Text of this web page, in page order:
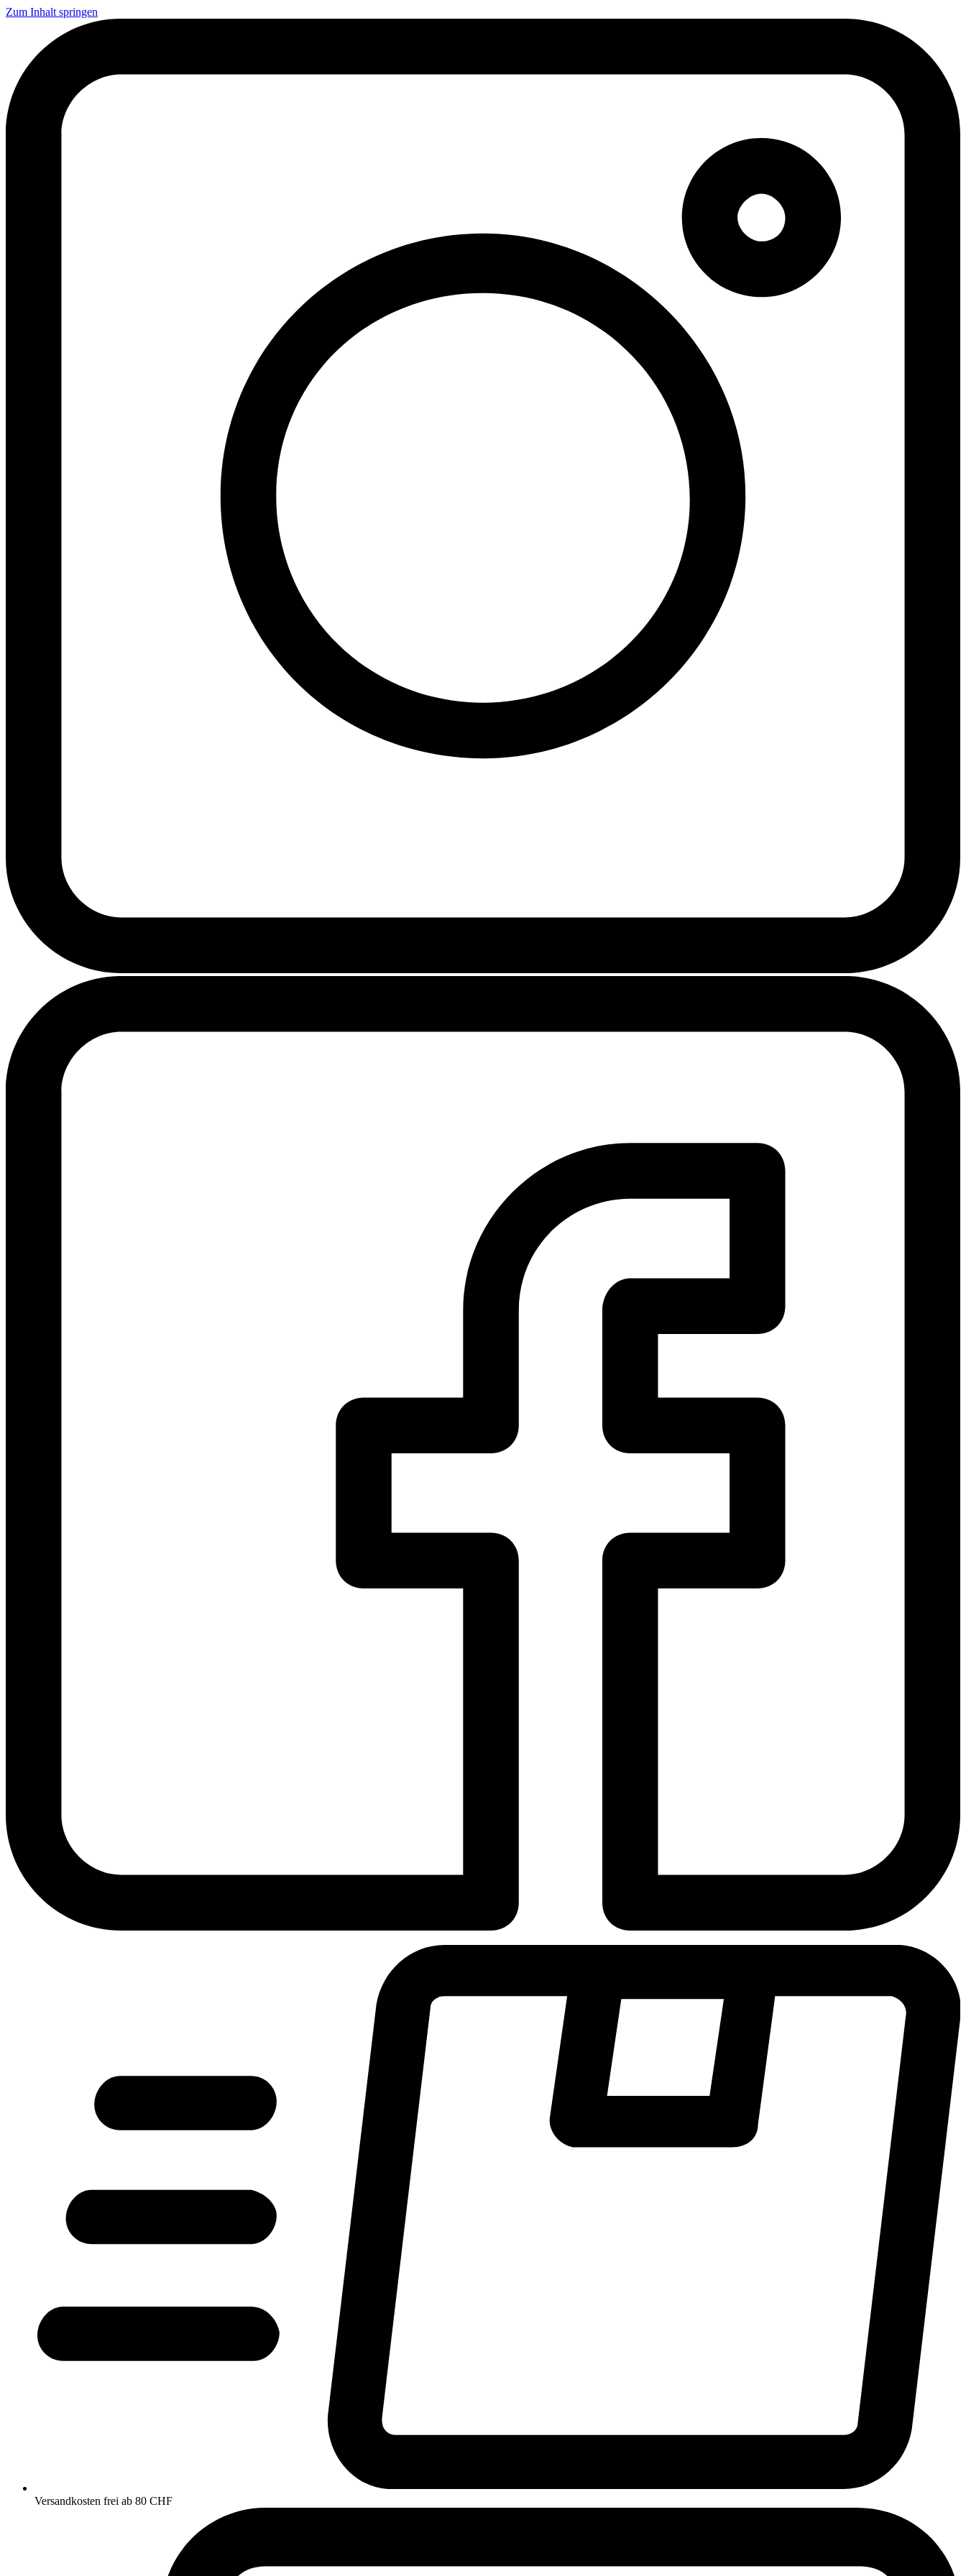
Zum Inhalt springen
Versandkosten frei ab 80 CHF